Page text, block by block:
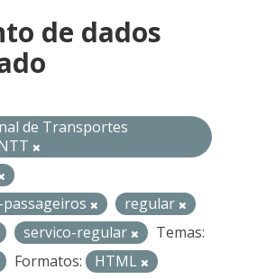
de dados
de Transportes
regular
servico-regular
Temas:
Formatos:
HTML